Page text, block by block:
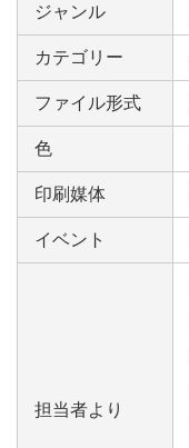
ジャンル
カテゴリー
ファイル形式
色
印刷媒体
イベント
担当者より